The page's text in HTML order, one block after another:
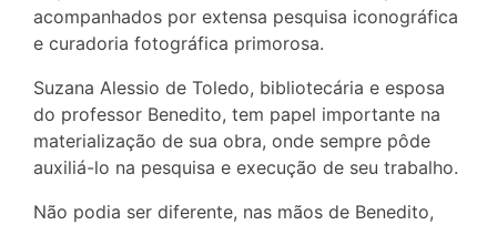
acompanhados por extensa pesquisa iconográfica
e curadoria fotográfica primorosa.
Suzana Alessio de Toledo, bibliotecária e esposa
do professor Benedito, tem papel importante na
materialização de sua obra, onde sempre pôde
auxiliá-lo na pesquisa e execução de seu trabalho.
Não podia ser diferente, nas mãos de Benedito,